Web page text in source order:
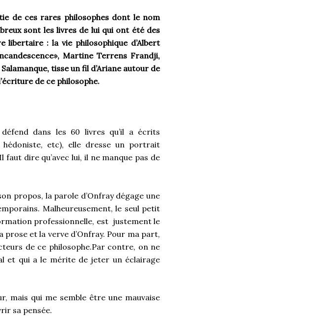
de ces rares philosophes dont le nom
sont les livres de lui qui ont été des
libertaire : la vie philosophique d’Albert
Martine Terrens Frandji,
tisse un fil d’Ariane autour de
de ce philosophe.
dans les 60 livres qu’il a écrits
hédoniste, etc), elle dresse un portrait
faut dire qu’avec lui, il ne manque pas de
propos, la parole d’Onfray dégage une
Malheureusement, le seul petit
professionnelle, est justement le
prose et la verve d’Onfray. Pour ma part,
de ce philosophe.Par contre, on ne
et qui a le mérite de jeter un éclairage
mais qui me semble être une mauvaise
sa pensée.